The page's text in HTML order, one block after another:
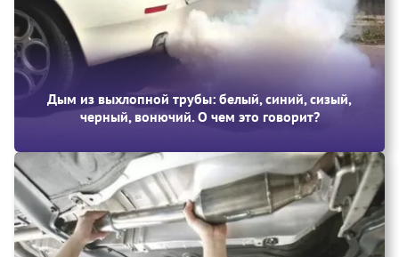
Дым из выхлопной трубы: белый, синий, сизый,
черный, вонючий. О чем это говорит?